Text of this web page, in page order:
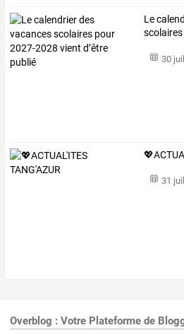
Le
30
31
Overblog : Votre Plateforme de